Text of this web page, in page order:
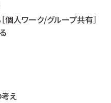
個人ワーク/グループ共有］
え